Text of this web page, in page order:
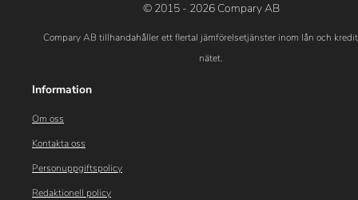
© 2015 - 2026 Compary AB
Compary AB tillhandahåller ett flertal jämförelsetjänster inom lån och
nätet.
Information
Om oss
Kontakta oss
Personuppgiftspolicy
Redaktionell policy